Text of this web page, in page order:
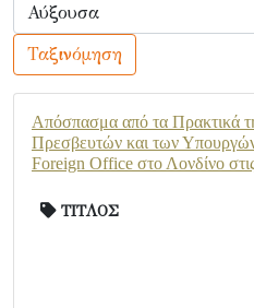
Ταξινόμηση
Απόσπασμα από τα Πρακτικά
Πρεσβευτών και των
Foreign Office στο Λονδίνο
ΤΙΤΛΟΣ